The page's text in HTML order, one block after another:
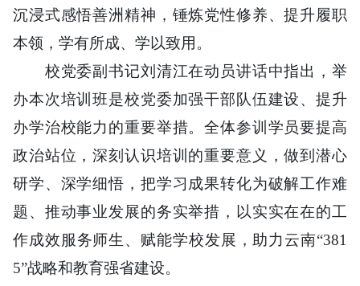
沉浸式感悟善洲精神，锤炼党性修养、提升履职
本领，学有所成、学以致用。
校党委副书记刘清江在动员讲话中指出，举
办本次培训班是校党委加强干部队伍建设、提升
办学治校能力的重要举措。全体参训学员要提高
政治站位，深刻认识培训的重要意义，做到潜心
研学、深学细悟，把学习成果转化为破解工作难
题、推动事业发展的务实举措，以实实在在的工
作成效服务师生、赋能学校发展，助力云南“381
5”战略和教育强省建设。